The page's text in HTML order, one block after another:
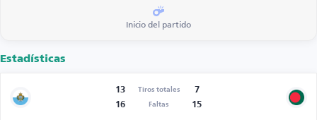
Inicio del partido
Estadísticas
13 Tiros totales
7
16
Faltas 15